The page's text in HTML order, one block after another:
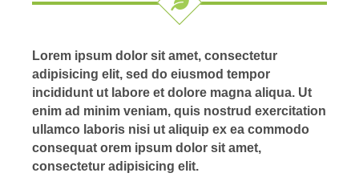
Lorem ipsum dolor sit amet, consectetur
adipisicing elit, sed do eiusmod tempor
incididunt ut labore et dolore magna aliqua. Ut
enim ad minim veniam, quis nostrud exercitation
ullamco laboris nisi ut aliquip ex ea commodo
consequat orem ipsum dolor sit amet,
consectetur adipisicing elit.